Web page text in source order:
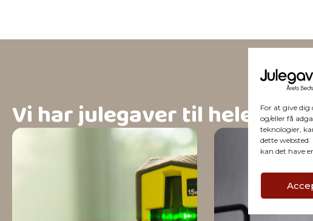
For at give dig
og/eller få
teknologier,
dette
kan det have
Vi har julegaver til hele